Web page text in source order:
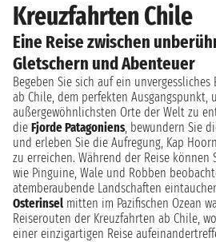
Kreuzfahrten Chile
Eine Reise zwischen
Gletschern und Abenteuer
Begeben Sie sich auf ein
ab Chile, dem perfekten Ausgangspunkt,
außergewöhnlichsten Orte der Welt zu
die Fjorde Patagoniens, bewundern Sie
und erleben Sie die Aufregung, Kap
zu erreichen. Während der Reise können
wie Pinguine, Wale und Robben
atemberaubende Landschaften
Osterinsel mitten im Pazifischen Ozean
Reiserouten der Kreuzfahrten ab Chile,
einer einzigartigen Reise